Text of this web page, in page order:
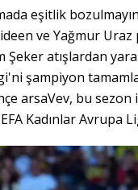
eşitlik
ve Yağmur Uraz
Şeker atışlardan
şampiyon
arsaVev, bu
Kadınlar Avrupa